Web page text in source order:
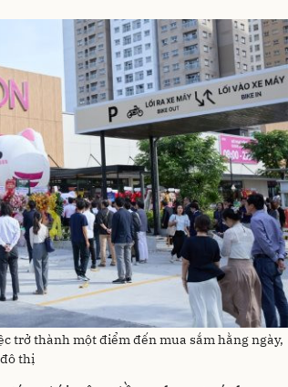
trở thành một điểm đến mua sắm hằng ngày,
thị